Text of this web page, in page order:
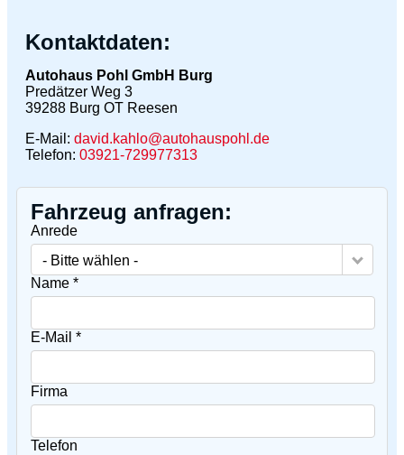
Kontaktdaten:
Autohaus Pohl GmbH Burg
Predätzer Weg 3
39288 Burg OT Reesen
E-Mail: david.kahlo@autohauspohl.de
Telefon: 03921-729977313
Fahrzeug anfragen:
Anrede
- Bitte wählen -
Name *
E-Mail *
Firma
Telefon